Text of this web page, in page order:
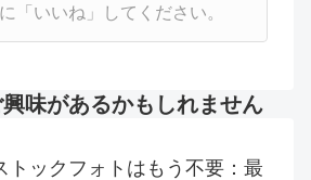
「いいね」してください。
味があるかもしれません
トックフォトはもう不要：最